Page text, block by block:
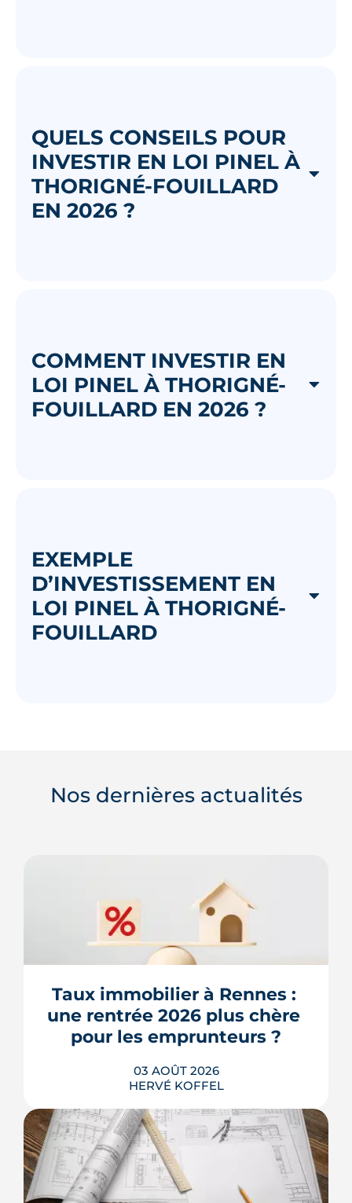
QUELS CONSEILS POUR
INVESTIR EN LOI PINEL À
THORIGNÉ-FOUILLARD
EN 2026 ?
COMMENT INVESTIR EN
LOI PINEL À THORIGNÉ-
FOUILLARD EN 2026 ?
EXEMPLE
D’INVESTISSEMENT EN
LOI PINEL À THORIGNÉ-
FOUILLARD
Nos dernières actualités
Taux immobilier à Rennes :
une rentrée 2026 plus chère
pour les emprunteurs ?
03 AOÛT 2026
HERVÉ KOFFEL
Les taux de crédit se sont stabilisés cet
été, mais au-dessus de leur niveau du